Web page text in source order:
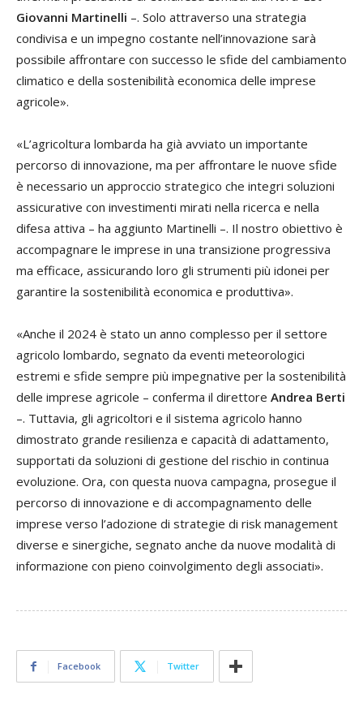
Giovanni Martinelli –. Solo attraverso una strategia
condivisa e un impegno costante nell’innovazione sarà
possibile affrontare con successo le sfide del cambiamento
climatico e della sostenibilità economica delle imprese
agricole».
«L’agricoltura lombarda ha già avviato un importante
percorso di innovazione, ma per affrontare le nuove sfide
è necessario un approccio strategico che integri soluzioni
assicurative con investimenti mirati nella ricerca e nella
difesa attiva – ha aggiunto Martinelli –. Il nostro obiettivo è
accompagnare le imprese in una transizione progressiva
ma efficace, assicurando loro gli strumenti più idonei per
garantire la sostenibilità economica e produttiva».
«Anche il 2024 è stato un anno complesso per il settore
agricolo lombardo, segnato da eventi meteorologici
estremi e sfide sempre più impegnative per la sostenibilità
delle imprese agricole – conferma il direttore Andrea Berti
–. Tuttavia, gli agricoltori e il sistema agricolo hanno
dimostrato grande resilienza e capacità di adattamento,
supportati da soluzioni di gestione del rischio in continua
evoluzione. Ora, con questa nuova campagna, prosegue il
percorso di innovazione e di accompagnamento delle
imprese verso l’adozione di strategie di risk management
diverse e sinergiche, segnato anche da nuove modalità di
informazione con pieno coinvolgimento degli associati».
Facebook Twitter